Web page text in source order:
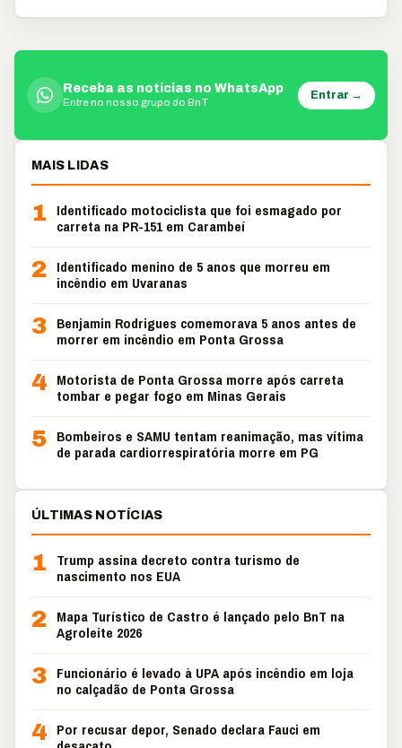
Receba as notícias no WhatsApp
Entre no nosso grupo do BnT
Entrar →
MAIS LIDAS
1
Identificado motociclista que foi esmagado por
carreta na PR-151 em Carambeí
2
Identificado menino de 5 anos que morreu em
incêndio em Uvaranas
3 Benjamin Rodrigues comemorava 5 anos antes de
morrer em incêndio em Ponta Grossa
4 Motorista de Ponta Grossa morre após carreta
tombar e pegar fogo em Minas Gerais
5 Bombeiros e SAMU tentam reanimação, mas vítima
de parada cardiorrespiratória morre em PG
ÚLTIMAS NOTÍCIAS
1
Trump assina decreto contra turismo de
nascimento nos EUA
2
Mapa Turístico de Castro é lançado pelo BnT na
Agroleite 2026
3 Funcionário é levado à UPA após incêndio em loja
no calçadão de Ponta Grossa
4 Por recusar depor, Senado declara Fauci em